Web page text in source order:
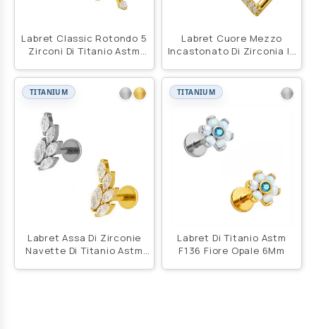
Labret Classic Rotondo 5
Zirconi Di Titanio Astm
Labret Cuore Mezzo
Incastonato Di Zirconia In
TITANIUM
Labret Assa Di Zirconie
Navette Di Titanio Astm
TITANIUM
Labret Di Titanio Astm
F136 Fiore Opale 6Mm